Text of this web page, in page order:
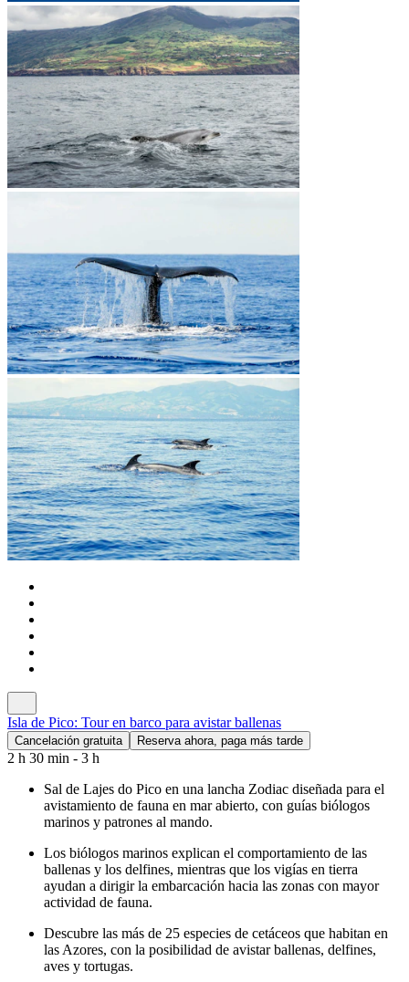
Isla de Pico: Tour en barco para avistar ballenas
Cancelación gratuita Reserva ahora, paga más tarde
2 h 30 min - 3 h
Sal de Lajes do Pico en una lancha Zodiac diseñada para el
avistamiento de fauna en mar abierto, con guías biólogos
marinos y patrones al mando.
Los biólogos marinos explican el comportamiento de las
ballenas y los delfines, mientras que los vigías en tierra
ayudan a dirigir la embarcación hacia las zonas con mayor
actividad de fauna.
Descubre las más de 25 especies de cetáceos que habitan en
las Azores, con la posibilidad de avistar ballenas, delfines,
aves y tortugas.